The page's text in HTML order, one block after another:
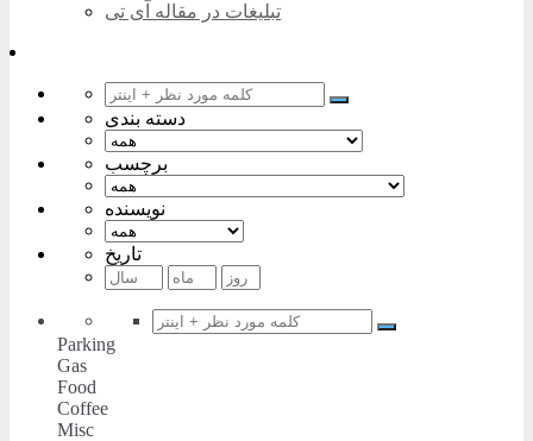
تبلیغات در مقاله آی تی
دسته بندی
برچسب
نویسنده
تاریخ
Parking
Gas
Food
Coffee
Misc